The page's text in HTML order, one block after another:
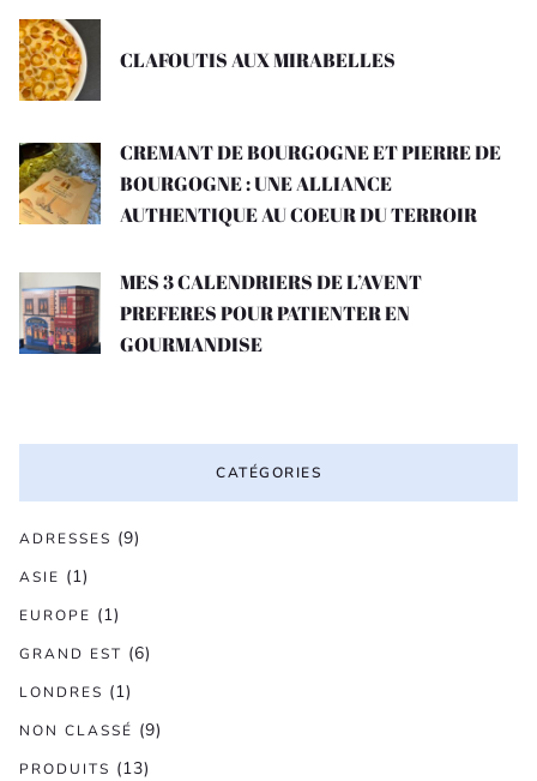
CLAFOUTIS AUX MIRABELLES
CREMANT DE BOURGOGNE ET PIERRE DE
BOURGOGNE : UNE ALLIANCE
AUTHENTIQUE AU COEUR DU TERROIR
MES 3 CALENDRIERS DE L’AVENT
PREFERES POUR PATIENTER EN
GOURMANDISE
CATÉGORIES
ADRESSES (9)
ASIE (1)
EUROPE (1)
GRAND EST (6)
LONDRES (1)
NON CLASSÉ (9)
PRODUITS (13)